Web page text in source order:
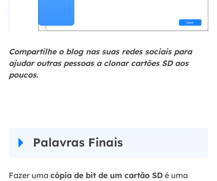
Compartilhe o blog nas suas redes sociais para
ajudar outras pessoas a clonar cartões SD aos
poucos.
Palavras Finais
Fazer uma cópia de bit de um cartão SDé uma